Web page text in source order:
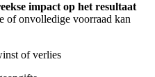
impact op het resultaat
of onvolledige voorraad kan
of verlies